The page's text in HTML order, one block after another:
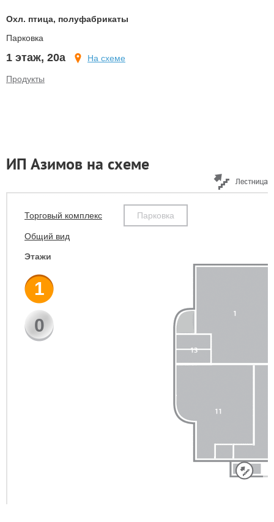
Охл. птица, полуфабрикаты
Парковка
1 этаж, 20а На схеме
Продукты
ИП Азимов на схеме
Торговый комплекс Парковка
Общий вид
Этажи
1
0